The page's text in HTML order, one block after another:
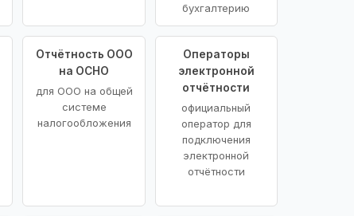
бухгалтерию
Отчётность ООО
на ОСНО
для ООО на общей
системе
налогообложения
Операторы
электронной
отчётности
официальный
оператор для
подключения
электронной
отчётности